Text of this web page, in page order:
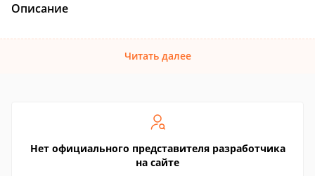
Описание
Читать далее
Нет официального представителя разработчика
на сайте